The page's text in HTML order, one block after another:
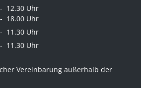
12.30 Uhr
18.00 Uhr
11.30 Uhr
11.30 Uhr
Vereinbarung außerhalb der